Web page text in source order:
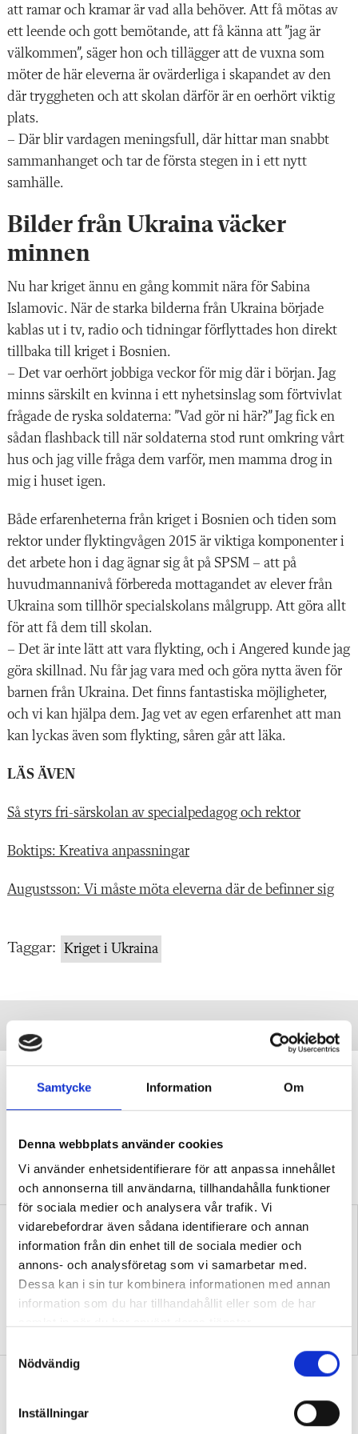
Samtycke Information Om
Denna webbplats använder cookies
Vi använder enhetsidentifierare för att anpassa innehållet
och annonserna till användarna, tillhandahålla funktioner
för sociala medier och analysera vår trafik. Vi
vidarebefordrar även sådana identifierare och annan
information från din enhet till de sociala medier och
annons- och analysföretag som vi samarbetar med.
Dessa kan i sin tur kombinera informationen med annan
information som du har tillhandahållit eller som de har
Nödvändig
Inställningar
att ramar och kramar är vad alla behöver. Att få mötas av
ett leende och gott bemötande, att få känna att ”jag är
välkommen”, säger hon och tillägger att de vuxna som
möter de här eleverna är ovärderliga i skapandet av den
där tryggheten och att skolan därför är en oerhört viktig
plats.
– Där blir vardagen meningsfull, där hittar man snabbt
sammanhanget och tar de första stegen in i ett nytt
samhälle.
Bilder från Ukraina väcker
minnen
Nu har kriget ännu en gång kommit nära för Sabina
Islamovic. När de starka bilderna från Ukraina började
kablas ut i tv, radio och tidningar förflyttades hon direkt
tillbaka till kriget i Bosnien.
– Det var oerhört jobbiga veckor för mig där i början. Jag
minns särskilt en kvinna i ett nyhetsinslag som förtvivlat
frågade de ryska soldaterna: ”Vad gör ni här?” Jag fick en
sådan flashback till när soldaterna stod runt omkring vårt
hus och jag ville fråga dem varför, men mamma drog in
mig i huset igen.
Både erfarenheterna från kriget i Bosnien och tiden som
rektor under flyktingvågen 2015 är viktiga komponenter i
det arbete hon i dag ägnar sig åt på SPSM – att på
huvudmannanivå förbereda mottagandet av elever från
Ukraina som tillhör specialskolans målgrupp. Att göra allt
för att få dem till skolan.
– Det är inte lätt att vara flykting, och i Angered kunde jag
göra skillnad. Nu får jag vara med och göra nytta även för
barnen från Ukraina. Det finns fantastiska möjligheter,
och vi kan hjälpa dem. Jag vet av egen erfarenhet att man
kan lyckas även som flykting, såren går att läka.
LÄS ÄVEN
Så styrs fri-särskolan av specialpedagog och rektor
Boktips: Kreativa anpassningar
Augustsson: Vi måste möta eleverna där de befinner sig
Taggar: Kriget i Ukraina
skadlig genväg
klassrummet. Men forskaren Martin
mobilförbudet.
”Vi behöver fler specialpedagoger som